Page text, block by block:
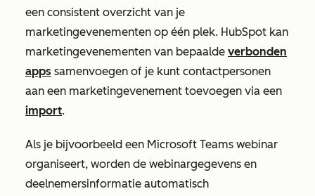
een consistent overzicht van je
marketingevenementen op één plek. HubSpot kan
marketingevenementen van bepaalde verbonden
apps samenvoegen of je kunt contactpersonen
aan een marketingevenement toevoegen via een
import.
Als je bijvoorbeeld een Microsoft Teams webinar
organiseert, worden de webinargegevens en
deelnemersinformatie automatisch